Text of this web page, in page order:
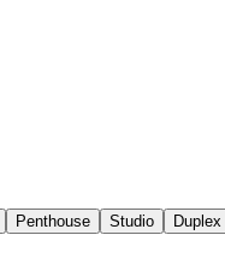
Penthouse Studio Duplex